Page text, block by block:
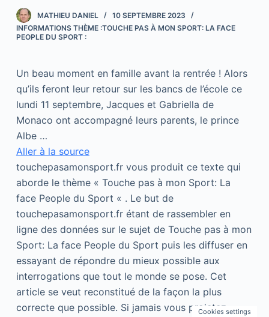
u
MATHIEU DANIEL
10 SEPTEMBRE 2023
INFORMATIONS THÈME :TOUCHE PAS À MON SPORT: LA FACE
PEOPLE DU SPORT :
Un beau moment en famille avant la rentrée ! Alors
qu’ils feront leur retour sur les bancs de l’école ce
lundi 11 septembre, Jacques et Gabriella de
Monaco ont accompagné leurs parents, le prince
Albe …
Aller à la source
touchepasamonsport.fr vous produit ce texte qui
aborde le thème « Touche pas à mon Sport: La
face People du Sport « . Le but de
touchepasamonsport.fr étant de rassembler en
ligne des données sur le sujet de Touche pas à mon
Sport: La face People du Sport puis les diffuser en
essayant de répondre du mieux possible aux
interrogations que tout le monde se pose. Cet
article se veut reconstitué de la façon la plus
correcte que possible. Si jamais vous projetezCookies settings